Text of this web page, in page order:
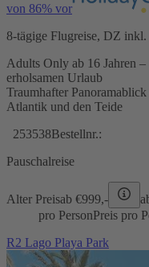
von 86% vor
8-tägige Flugreise, DZ inkl.
Adults Only ab 16 Jahren
erholsamen Urlaub
Traumhafter
Atlantik und den Teide
253538Bestellnr.:
Pauschalreise
Alter Preisab €999,-
pro PersonPreis pro
R2 Lago Playa Park